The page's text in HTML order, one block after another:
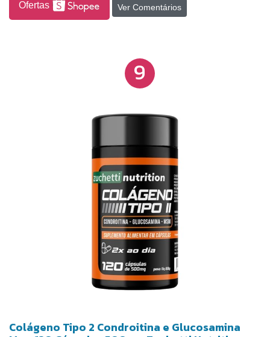
Ofertas Ver Comentários
9
Colágeno Tipo 2 Condroitina e Glucosamina